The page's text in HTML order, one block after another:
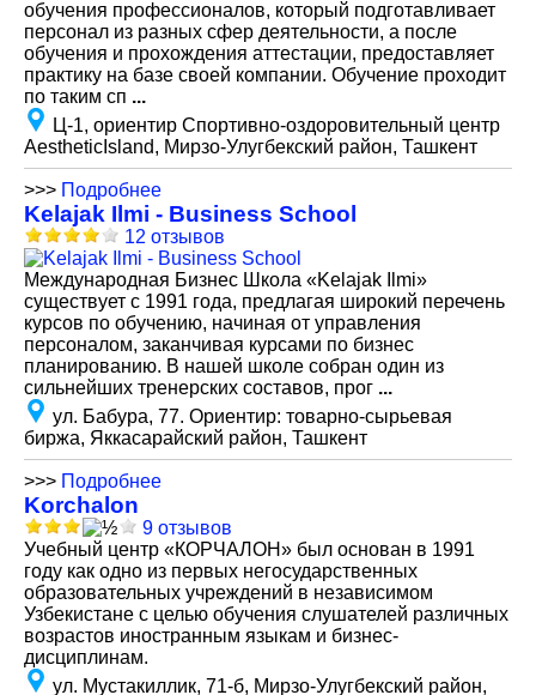
обучения профессионалов, который подготавливает
персонал из разных сфер деятельности, а после
обучения и прохождения аттестации, предоставляет
практику на базе своей компании. Обучение проходит
по таким сп ...
Ц-1, ориентир Спортивно-оздоровительный центр
AestheticIsland, Мирзо-Улугбекский район, Ташкент
>>> Подробнее
Kelajak Ilmi - Business School
12 отзывов
Международная Бизнес Школа «Kelajak Ilmi»
существует с 1991 года, предлагая широкий перечень
курсов по обучению, начиная от управления
персоналом, заканчивая курсами по бизнес
планированию. В нашей школе собран один из
сильнейших тренерских составов, прог ...
ул. Бабура, 77. Ориентир: товарно-сырьевая
биржа, Яккасарайский район, Ташкент
>>> Подробнее
Korchalon
9 отзывов
Учебный центр «КОРЧАЛОН» был основан в 1991
году как одно из первых негосударственных
образовательных учреждений в независимом
Узбекистане с целью обучения слушателей различных
возрастов иностранным языкам и бизнес-
дисциплинам.
ул. Мустакиллик, 71-б, Мирзо-Улугбекский район,